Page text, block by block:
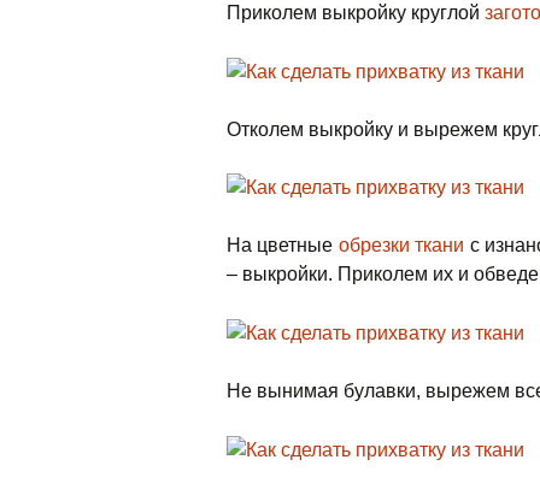
Приколем выкройку круглой
Отколем выкройку и вырежем
На цветные обрезки ткани с
– выкройки. Приколем их и
Не вынимая булавки, вырежем